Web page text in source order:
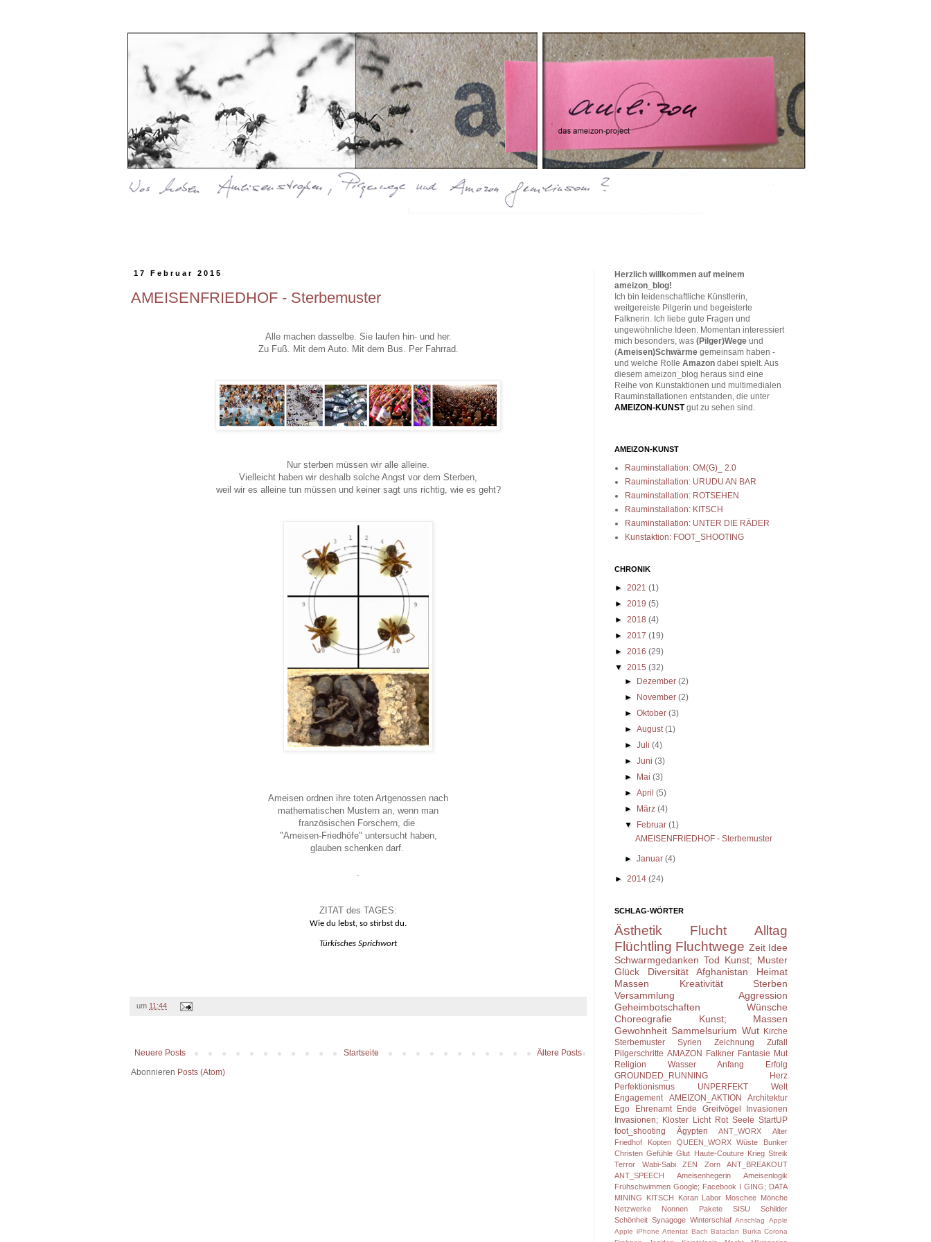
17 Februar 2015
AMEISENFRIEDHOF - Sterbemuster
Alle machen dasselbe. Sie laufen hin- und her.
Zu Fuß. Mit dem Auto. Mit dem Bus. Per Fahrrad.
Nur sterben müssen wir alle alleine.
Vielleicht haben wir deshalb solche Angst vor dem Sterben,
weil wir es alleine tun müssen und keiner sagt uns richtig, wie es geht?
Ameisen ordnen ihre toten Artgenossen nach
mathematischen Mustern an, wenn man
französischen Forschern, die
"Ameisen-Friedhöfe" untersucht haben,
glauben schenken darf.
ZITAT des TAGES:
Wie du lebst, so stirbst du.
Türkisches Sprichwort
um 11:44
Neuere Posts Ältere Posts
Startseite
Abonnieren Posts (Atom)
Herzlich willkommen auf meinem
ameizon_blog!
Ich bin leidenschaftliche Künstlerin,
weitgereiste Pilgerin und begeisterte
Falknerin. Ich liebe gute Fragen und
ungewöhnliche Ideen. Momentan interessiert
mich besonders, was (Pilger)Wege und
(Ameisen)Schwärme gemeinsam haben -
und welche Rolle Amazon dabei spielt. Aus
diesem ameizon_blog heraus sind eine
Reihe von Kunstaktionen und multimedialen
Rauminstallationen entstanden, die unter
AMEIZON-KUNSTgut zu sehen sind.
AMEIZON-KUNST
Rauminstallation: OM(G)_ 2.0
Rauminstallation: URUDU AN BAR
Rauminstallation: ROTSEHEN
Rauminstallation: KITSCH
Rauminstallation: UNTER DIE RÄDER
Kunstaktion: FOOT_SHOOTING
CHRONIK
► 2021 (1)
► 2019 (5)
► 2018 (4)
► 2017 (19)
► 2016 (29)
▼ 2015 (32)
►
Dezember(2)
►
November(2)
►Oktober(3)
►August(1)
►Juli(4)
►Juni(3)
►
Mai(3)
►April(5)
►
März(4)
▼
Februar(1)
AMEISENFRIEDHOF - Sterbemuster
►Januar(4)
► 2014 (24)
SCHLAG-WÖRTER
Ästhetik Flucht
Alltag
Flüchtling Fluchtwege Zeit Idee
Schwarmgedanken Tod Kunst; Muster
Glück
Diversität Afghanistan
Heimat
Massen
Kreativität
Sterben
Versammlung
Aggression
Geheimbotschaften
Wünsche
Choreografie
Kunst; Massen
Gewohnheit Sammelsurium Wut Kirche
Sterbemuster
Syrien Zeichnung
Zufall
Pilgerschritte AMAZON Falkner Fantasie Mut
Religion
Wasser Anfang
Erfolg
GROUNDED_RUNNING
Herz
Perfektionismus
UNPERFEKT
Welt
Engagement
AMEIZON_AKTION
Architektur
Ego
Ehrenamt Ende Greifvögel
Invasionen
Invasionen; Kloster Licht Rot Seele StartUP
foot_shooting
Ägypten ANT_WORX
Alter
Friedhof
Kopten QUEEN_WORX Wüste
Bunker
Christen Gefühle Glut Haute-Couture Krieg Streik
Terror
Wabi-Sabi ZEN Zorn
ANT_BREAKOUT
ANT_SPEECH
Ameisenhegerin
Ameisenlogik
Frühschwimmen Google; Facebook I GING; DATA
MINING
KITSCH Koran Labor Moschee Mönche
Netzwerke
Nonnen Pakete SISU
Schilder
Schönheit Synagoge Winterschlaf Anschlag
Apple
Apple iPhone Attentat Bach Bataclan Burka Corona